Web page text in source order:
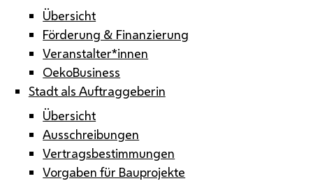
Übersicht
Förderung & Finanzierung
Veranstalter*innen
OekoBusiness
Stadt als Auftraggeberin
Übersicht
Ausschreibungen
Vertragsbestimmungen
Vorgaben für Bauprojekte